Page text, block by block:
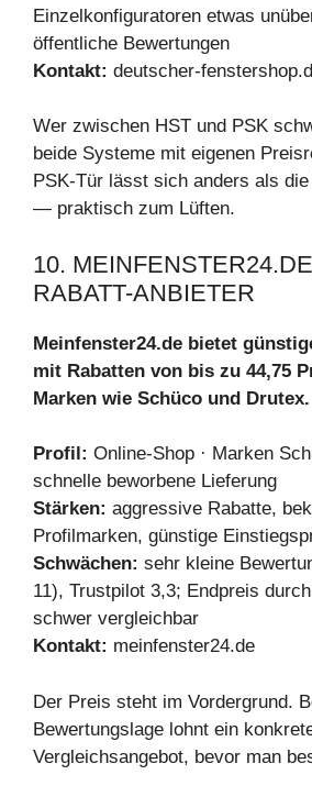
Einzelkonfiguratoren etwas
öffentliche Bewertungen
Kontakt: deutscher-
Wer zwischen HST und PSK
beide Systeme mit eigenen
PSK-Tür lässt sich anders als
— praktisch zum Lüften.
10.
RABATT-ANBIETER
Meinfenster24.de bietet
mit Rabatten von bis zu 44,75
Marken wie Schüco und Drutex.
Profil: Online-Shop · Marken
schnelle beworbene Lieferung
Stärken: aggressive Rabatte,
Profilmarken, günstige
Schwächen: sehr kleine
11), Trustpilot 3,3; Endpreis
schwer vergleichbar
Kontakt: meinfenster24.de
Der Preis steht im Vordergrund.
Bewertungslage lohnt ein
Vergleichsangebot, bevor man